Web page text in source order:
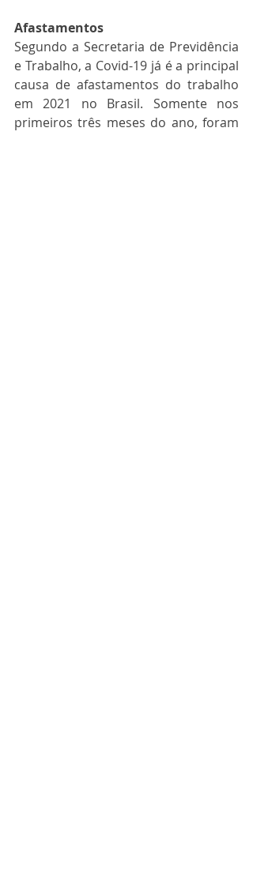
Afastamentos
Segundo a Secretaria de Previdência
e Trabalho, a Covid-19 já é a principal
causa de afastamentos do trabalho
em 2021 no Brasil. Somente nos
primeiros três meses do ano, foram